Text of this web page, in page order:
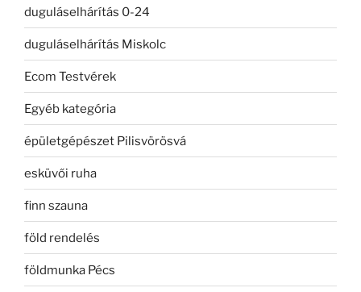
duguláselhárítás 0-24
duguláselhárítás Miskolc
Ecom Testvérek
Egyéb kategória
épületgépészet Pilisvörösvá
esküvői ruha
finn szauna
föld rendelés
földmunka Pécs